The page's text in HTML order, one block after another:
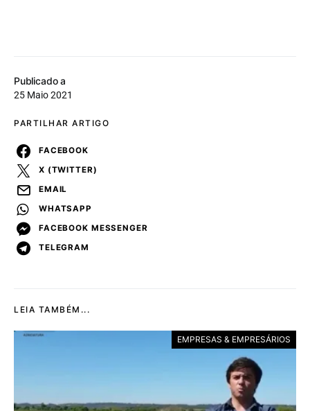
Publicado a
25 Maio 2021
PARTILHAR ARTIGO
FACEBOOK
X (TWITTER)
EMAIL
WHATSAPP
FACEBOOK MESSENGER
TELEGRAM
LEIA TAMBÉM...
EMPRESAS & EMPRESÁRIOS